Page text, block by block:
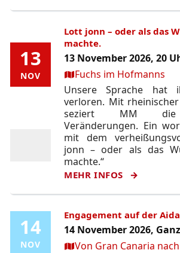
13
NOV
13
NOV
Lott jonn – oder als das
machte.
13 November 2026, 20
Ort:Fuchs im Hofmanns
Unsere Sprache hat
verloren. Mit
seziert MM die
Veränderungen. Ein
mit dem
jonn – oder als das
machte.“
MEHR INFOS
14
NOV
14
NOV
Engagement auf der
14 November 2026,
Ort:Von Gran Canaria